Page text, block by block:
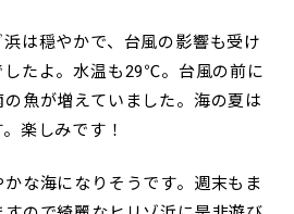
は穏やかで、台風の影響も受け
したよ。水温も29℃。台風の前に
魚が増えていました。海の夏は
楽しみです！
な海になりそうです。週末もま